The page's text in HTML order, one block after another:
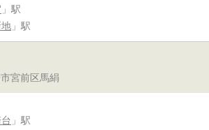
」駅
」駅
宮前区馬絹
」駅